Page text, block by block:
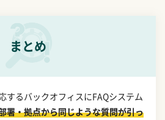
まとめ
するバックオフィスにFAQシステム
署・拠点から同じような質問が引っ